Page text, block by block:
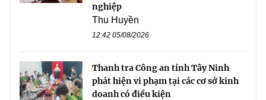
nghiệp
Thu Huyền
12:42 05/08/2026
Thanh tra Công an tỉnh Tây Ninh
phát hiện vi phạm tại các cơ sở kinh
doanh có điều kiện